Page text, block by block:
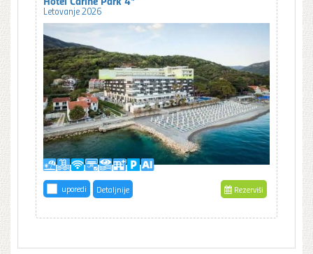
Letovanje 2026
uporedi Detaljnije Rezerviši